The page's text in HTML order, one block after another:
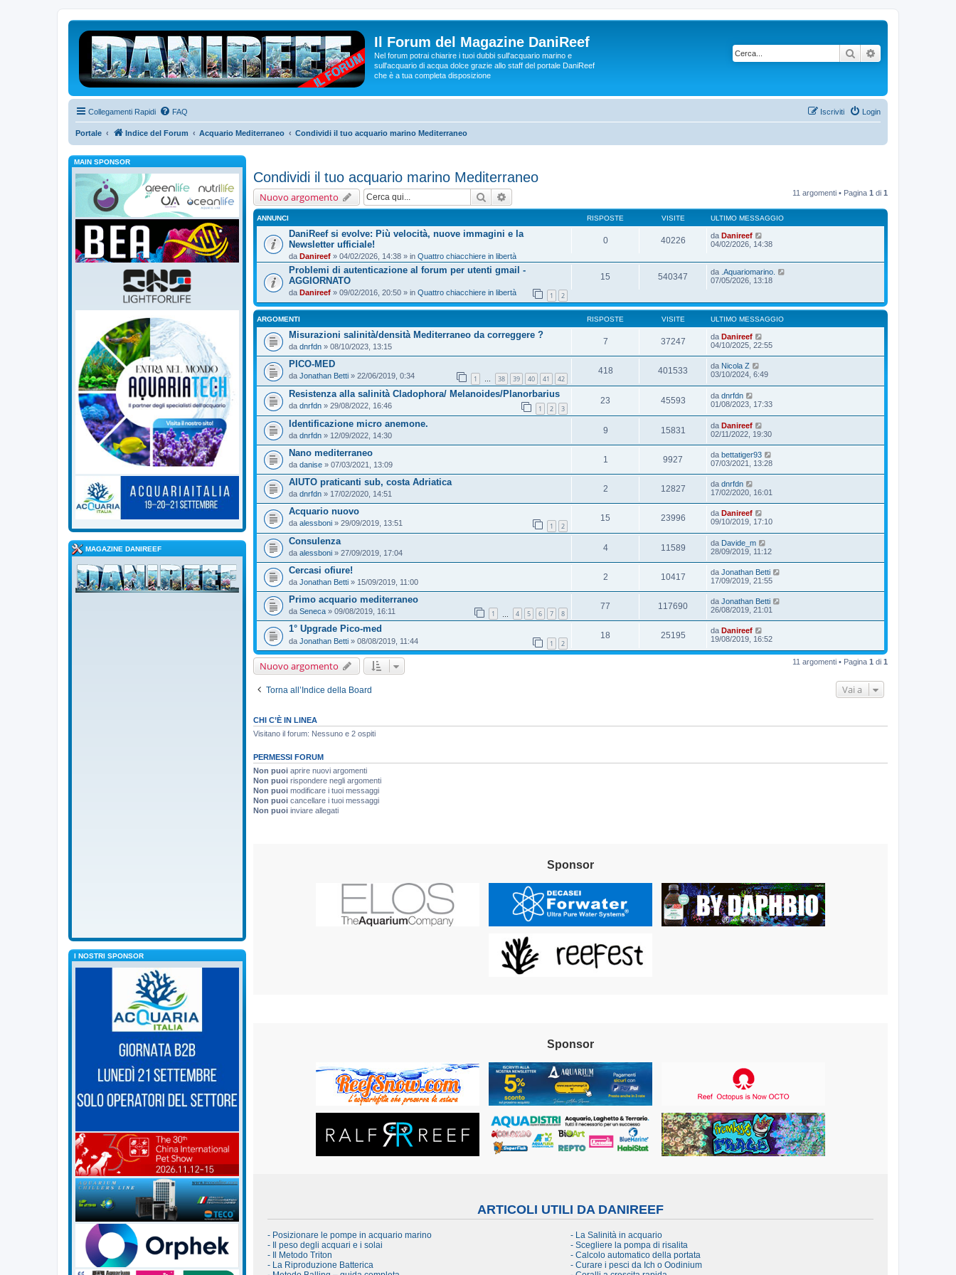
Il Forum del Magazine DaniReef
Nel forum potrai chiarire i tuoi dubbi sull'acquario marino e
sull'acquario di acqua dolce grazie allo staff del portale DaniReef
che è a tua completa disposizione
Cerca
Collegamenti Rapidi FAQ Login
Iscriviti
Portale Indice del Forum Acquario Mediterraneo Condividi il tuo acquario marino Mediterraneo
Condividi il tuo acquario marino Mediterraneo
Nuovo argomento Cerca 11 argomenti • Pagina 1 di 1
ANNUNCI RISPOSTE VISITE ULTIMO MESSAGGIO
DaniReef si evolve: Più velocità, nuove immagini e la
Newsletter ufficiale!
da Danireef » 04/02/2026, 14:38 » in Quattro chiacchiere in libertà
0 40226 da Danireef
04/02/2026, 14:38
Problemi di autenticazione al forum per utenti gmail -
AGGIORNATO
da Danireef » 09/02/2016, 20:50 » in Quattro chiacchiere in libertà 1 2
15 540347 da .Aquariomarino.
07/05/2026, 13:18
ARGOMENTI RISPOSTE VISITE ULTIMO MESSAGGIO
Misurazioni salinità/densità Mediterraneo da correggere ?
da dnrfdn » 08/10/2023, 13:15
7 37247 da Danireef
04/10/2025, 22:55
PICO-MED
da Jonathan Betti » 22/06/2019, 0:34 1 … 38 39 40 41 42
418 401533 da Nicola Z
03/10/2024, 6:49
Resistenza alla salinità Cladophora/ Melanoides/Planorbarius
da dnrfdn » 29/08/2022, 16:46 1 2 3
23 45593 da dnrfdn
01/08/2023, 17:33
Identificazione micro anemone.
da dnrfdn » 12/09/2022, 14:30
9 15831 da Danireef
02/11/2022, 19:30
Nano mediterraneo
da danise » 07/03/2021, 13:09
1 9927 da bettatiger93
07/03/2021, 13:28
AIUTO praticanti sub, costa Adriatica
da dnrfdn » 17/02/2020, 14:51
2 12827 da dnrfdn
17/02/2020, 16:01
Acquario nuovo
da alessboni » 29/09/2019, 13:51 1 2
15 23996 da Danireef
09/10/2019, 17:10
Consulenza
da alessboni » 27/09/2019, 17:04
4 11589 da Davide_m
28/09/2019, 11:12
Cercasi ofiure!
da Jonathan Betti » 15/09/2019, 11:00
2 10417 da Jonathan Betti
17/09/2019, 21:55
Primo acquario mediterraneo
da Seneca » 09/08/2019, 16:11 1 4 5 6 7 8
77 117690 da Jonathan Betti
26/08/2019, 21:01
1° Upgrade Pico-med
da Jonathan Betti » 08/08/2019, 11:44 1 2
18 25195 da Danireef
19/08/2019, 16:52
Nuovo argomento 11 argomenti • Pagina 1 di 1
Torna all’Indice della Board Vai a
CHI C’È IN LINEA
Visitano il forum: Nessuno e 2 ospiti
PERMESSI FORUM
Non puoi aprire nuovi argomenti
Non puoi rispondere negli argomenti
Non puoi modificare i tuoi messaggi
Non puoi cancellare i tuoi messaggi
Non puoi inviare allegati
Sponsor
Sponsor
ARTICOLI UTILI DA DANIREEF
- Posizionare le pompe in acquario marino
- Il peso degli acquari e i solai
- Il Metodo Triton
- La Riproduzione Batterica
- La Salinità in acquario
- Scegliere la pompa di risalita
- Calcolo automatico della portata
- Curare i pesci da Ich o Oodinium
MAIN SPONSOR
MAGAZINE DANIREEF
I NOSTRI SPONSOR